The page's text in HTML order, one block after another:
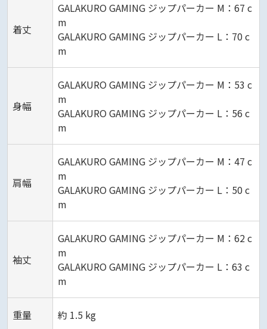
着丈
GALAKURO GAMING ジップパーカー M：67 c
m
GALAKURO GAMING ジップパーカー L：70 c
m
身幅
GALAKURO GAMING ジップパーカー M：53 c
m
GALAKURO GAMING ジップパーカー L：56 c
m
肩幅
GALAKURO GAMING ジップパーカー M：47 c
m
GALAKURO GAMING ジップパーカー L：50 c
m
袖丈
GALAKURO GAMING ジップパーカー M：62 c
m
GALAKURO GAMING ジップパーカー L：63 c
m
重量 約 1.5 kg